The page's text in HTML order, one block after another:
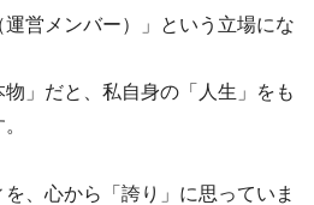
営メンバー）」という立場にな
」だと、私自身の「人生」をも
、心から「誇り」に思っていま